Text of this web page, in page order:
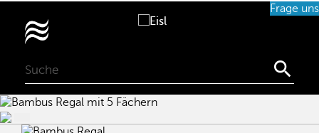
Frage uns
